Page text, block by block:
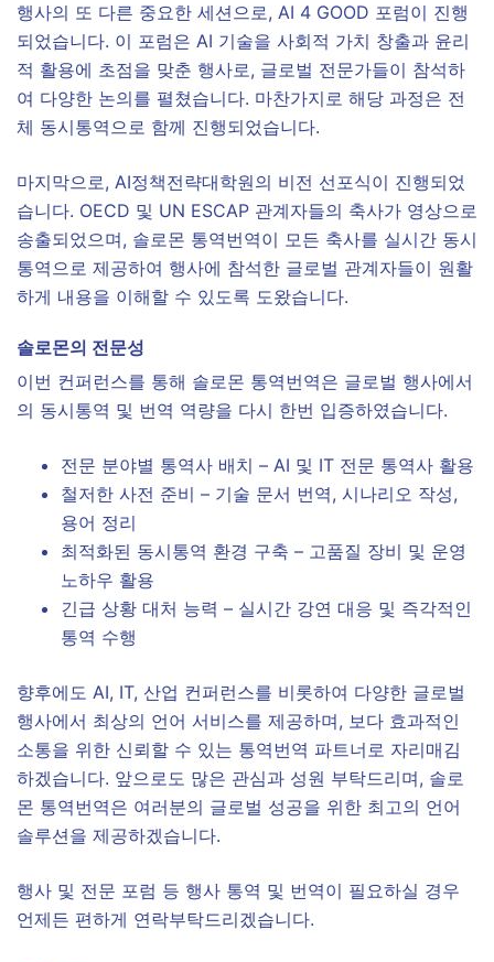
행사의 또 다른 중요한 세션으로, AI 4 GOOD 포럼이 진행
되었습니다. 이 포럼은 AI 기술을 사회적 가치 창출과 윤리
적 활용에 초점을 맞춘 행사로, 글로벌 전문가들이 참석하
여 다양한 논의를 펼쳤습니다. 마찬가지로 해당 과정은 전
체 동시통역으로 함께 진행되었습니다.
마지막으로, AI정책전략대학원의 비전 선포식이 진행되었
습니다. OECD 및 UN ESCAP 관계자들의 축사가 영상으로
송출되었으며, 솔로몬 통역번역이 모든 축사를 실시간 동시
통역으로 제공하여 행사에 참석한 글로벌 관계자들이 원활
하게 내용을 이해할 수 있도록 도왔습니다.
솔로몬의 전문성
이번 컨퍼런스를 통해 솔로몬 통역번역은 글로벌 행사에서
의 동시통역 및 번역 역량을 다시 한번 입증하였습니다.
전문 분야별 통역사 배치 – AI 및 IT 전문 통역사 활용
철저한 사전 준비 – 기술 문서 번역, 시나리오 작성,
용어 정리
최적화된 동시통역 환경 구축 – 고품질 장비 및 운영
노하우 활용
긴급 상황 대처 능력 – 실시간 강연 대응 및 즉각적인
통역 수행
향후에도 AI, IT, 산업 컨퍼런스를 비롯하여 다양한 글로벌
행사에서 최상의 언어 서비스를 제공하며, 보다 효과적인
소통을 위한 신뢰할 수 있는 통역번역 파트너로 자리매김
하겠습니다. 앞으로도 많은 관심과 성원 부탁드리며, 솔로
몬 통역번역은 여러분의 글로벌 성공을 위한 최고의 언어
솔루션을 제공하겠습니다.
행사 및 전문 포럼 등 행사 통역 및 번역이 필요하실 경우
언제든 편하게 연락부탁드리겠습니다.